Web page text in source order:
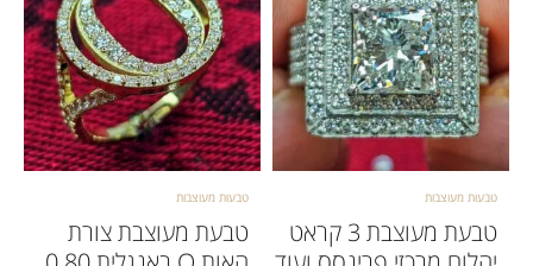
טבעות מעוצבות
טבעת מעוצבת 3 קראט
טבעות מעוצבות
טבעת מעוצבת צורת